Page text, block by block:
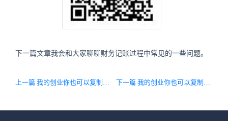
下一篇文章我会和大家聊聊财务记账过程中常见的一些问题。